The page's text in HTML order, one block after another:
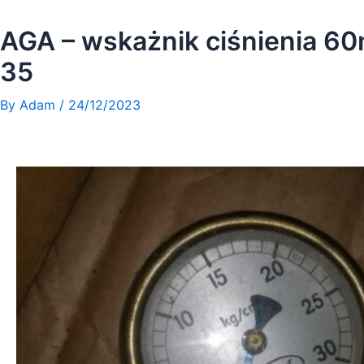
to
content
AGA – wskażnik ciśnienia
35
By Adam / 24/12/2023